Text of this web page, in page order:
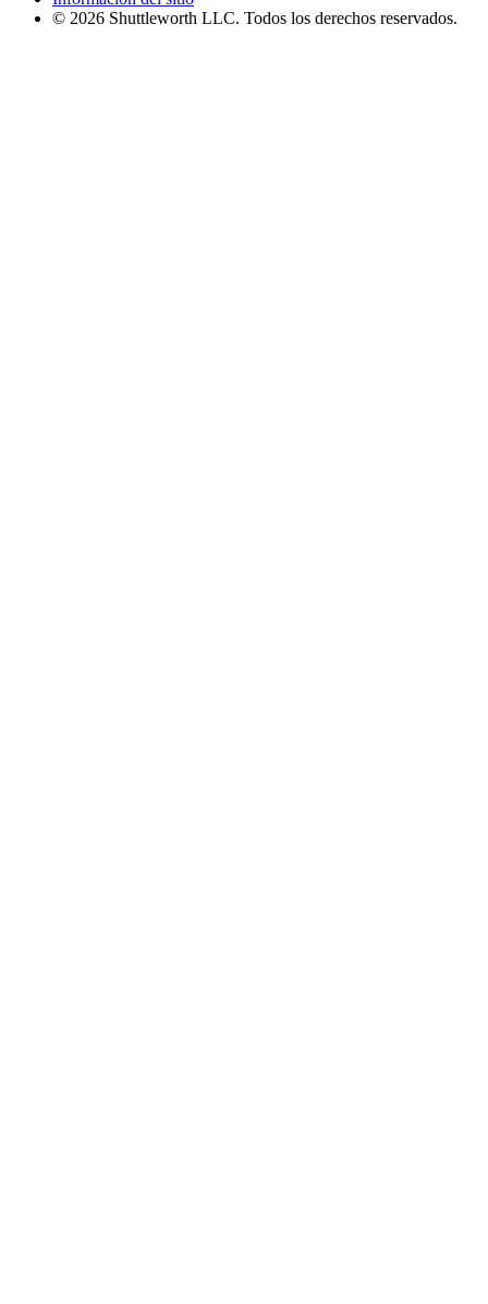
© 2026 Shuttleworth LLC. Todos los derechos reservados.